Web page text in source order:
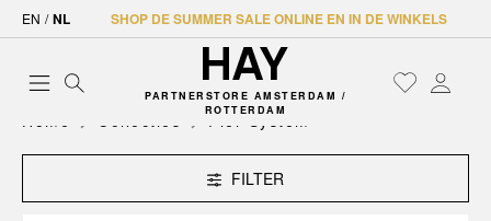
EN / NL SHOP DE SUMMER SALE ONLINE EN IN DE WINKELS
PARTNERSTORE AMSTERDAM /
ROTTERDAM
Home Collecties Pier System
FILTER